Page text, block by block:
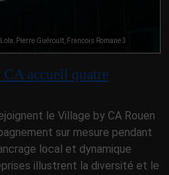
Pierre Guéroult, Francois Romane 3
accueil quatre
le Village by CA Rouen
sur mesure pendant
local et dynamique
illustrent la diversité et le